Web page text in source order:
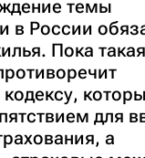
темы
в России
Пока такая
для
а